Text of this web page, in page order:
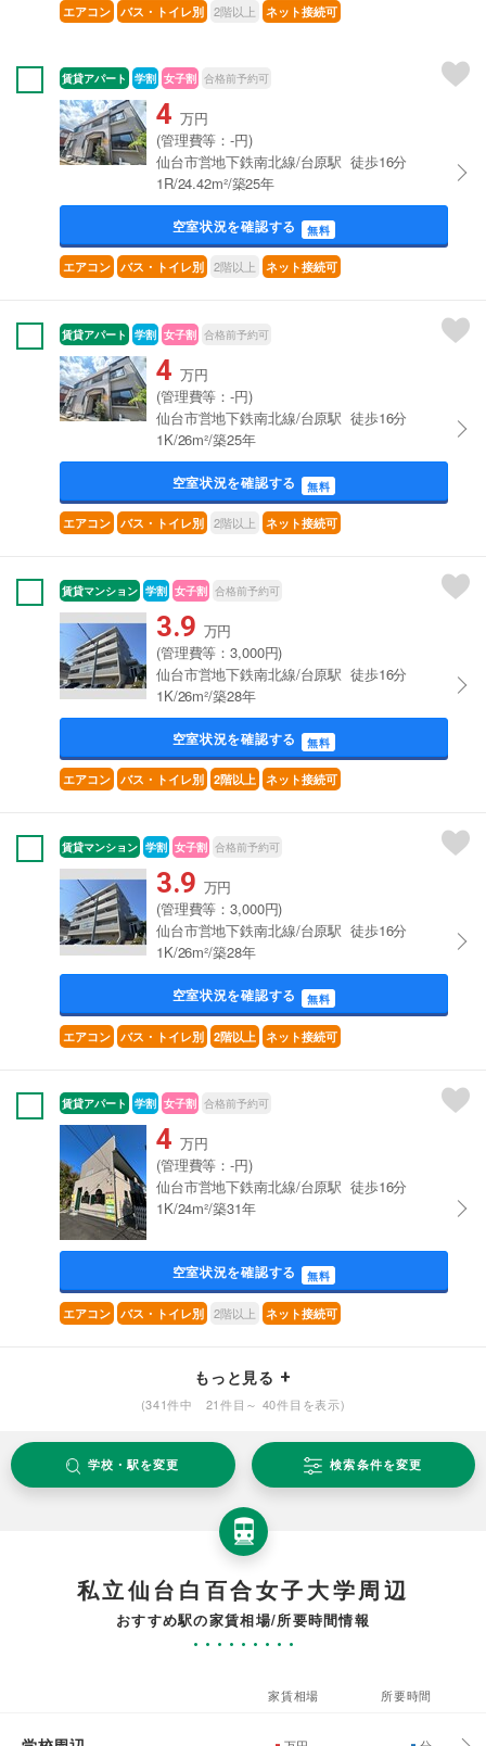
エアコン バス・トイレ別 2階以上 ネット接続可
賃貸アパート 学割 女子割 合格前予約可
4 万円
(管理費等：-円)
仙台市営地下鉄南北線/台原駅 徒歩16分
1R/24.42m²/築25年
空室状況を確認する 無料
エアコン バス・トイレ別 2階以上 ネット接続可
賃貸アパート 学割 女子割 合格前予約可
4 万円
(管理費等：-円)
仙台市営地下鉄南北線/台原駅 徒歩16分
1K/26m²/築25年
空室状況を確認する 無料
エアコン バス・トイレ別 2階以上 ネット接続可
賃貸マンション 学割 女子割 合格前予約可
3.9 万円
(管理費等：3,000円)
仙台市営地下鉄南北線/台原駅 徒歩16分
1K/26m²/築28年
空室状況を確認する 無料
エアコン バス・トイレ別 2階以上 ネット接続可
賃貸マンション 学割 女子割 合格前予約可
3.9 万円
(管理費等：3,000円)
仙台市営地下鉄南北線/台原駅 徒歩16分
1K/26m²/築28年
空室状況を確認する 無料
エアコン バス・トイレ別 2階以上 ネット接続可
賃貸アパート 学割 女子割 合格前予約可
4 万円
(管理費等：-円)
仙台市営地下鉄南北線/台原駅 徒歩16分
1K/24m²/築31年
空室状況を確認する 無料
エアコン バス・トイレ別 2階以上 ネット接続可
もっと見る
(341件中 21件目～ 40件目を表示)
学校・駅を変更 検索条件を変更
私立仙台白百合女子大学周辺
おすすめ駅の家賃相場/所要時間情報
家賃相場 所要時間